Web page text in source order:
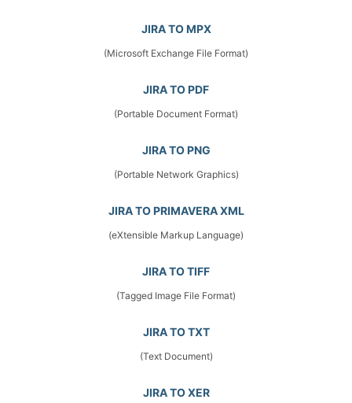
JIRA TO MPX
(Microsoft Exchange File Format)
JIRA TO PDF
(Portable Document Format)
JIRA TO PNG
(Portable Network Graphics)
JIRA TO PRIMAVERA XML
(eXtensible Markup Language)
JIRA TO TIFF
(Tagged Image File Format)
JIRA TO TXT
(Text Document)
JIRA TO XER